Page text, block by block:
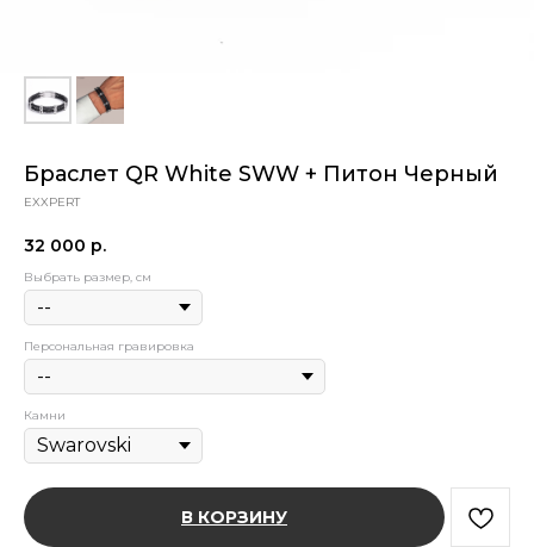
Браслет QR White SWW + Питон Черный
EXXPERT
32 000 р.
Выбрать размер, см
Персональная гравировка
Камни
В КОРЗИНУ